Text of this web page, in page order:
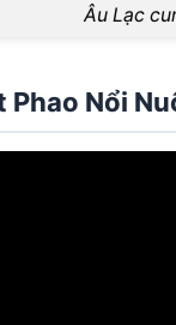
Âu Lạc
Phao Nổi